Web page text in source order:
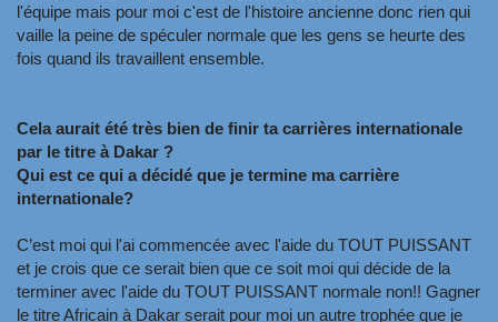
l'équipe mais pour moi c'est de l'histoire ancienne donc rien qui
vaille la peine de spéculer normale que les gens se heurte des
fois quand ils travaillent ensemble.
Cela aurait été très bien de finir ta carrières internationale
par le titre à Dakar ?
Qui est ce qui a décidé que je termine ma carrière
internationale?
C’est moi qui l'ai commencée avec l'aide du TOUT PUISSANT
et je crois que ce serait bien que ce soit moi qui décide de la
terminer avec l'aide du TOUT PUISSANT normale non!! Gagner
le titre Africain à Dakar serait pour moi un autre trophée que je